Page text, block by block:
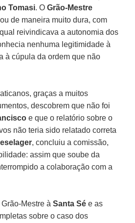
Tomasi. OGrão-Mestre
de maneira muito dura, com
reivindicava a autonomia dos
nenhuma legitimidade à
à cúpula da ordem que não
graças a muitos
descobrem que não foi
e que o relatório sobre o
não teria sido relatado correta
, concluiu a comissão,
assim que soube da
a colaboração com a
Grão-Mestre àSanta Sé e as
sobre o caso dos